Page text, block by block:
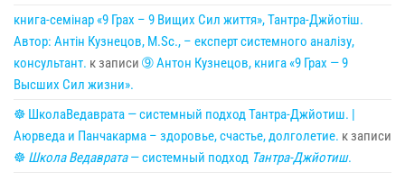
книга-семінар «9 Грах – 9 Вищих Сил життя», Тантра-Джйотіш.
Автор: Антін Кузнецов, M.Sc., – експерт системного аналізу,
консультант. к записи ➈ Антон Кузнецов, книга «9 Грах — 9
Высших Сил жизни».
☸ ШколаВедаврата — системный подход Тантра-Джйотиш. |
Аюрведа и Панчакарма – здоровье, счастье, долголетие. к записи
☸ Школа Ведаврата— системный подход Тантра-Джйотиш.